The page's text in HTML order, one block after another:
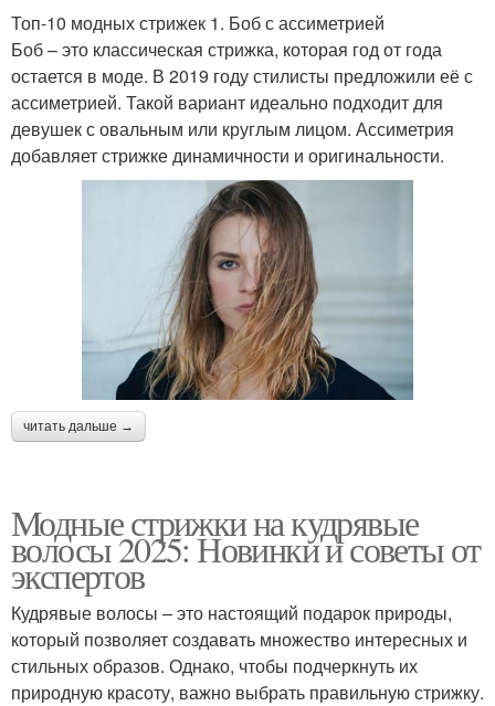
Топ-10 модных стрижек 1. Боб с ассиметрией
Боб – это классическая стрижка, которая год от года
остается в моде. В 2019 году стилисты предложили её с
ассиметрией. Такой вариант идеально подходит для
девушек с овальным или круглым лицом. Ассиметрия
добавляет стрижке динамичности и оригинальности.
читать дальше →
Модные стрижки на кудрявые
волосы 2025: Новинки и советы от
экспертов
Кудрявые волосы – это настоящий подарок природы,
который позволяет создавать множество интересных и
стильных образов. Однако, чтобы подчеркнуть их
природную красоту, важно выбрать правильную стрижку.